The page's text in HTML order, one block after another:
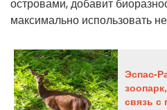
островами, добавит
максимально использовать